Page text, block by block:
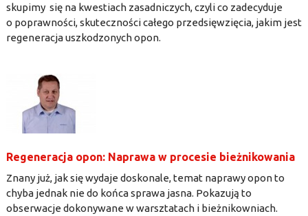
skupimy się na kwestiach zasadniczych, czyli co zadecyduje
o poprawności, skuteczności całego przedsięwzięcia, jakim jest
regeneracja uszkodzonych opon.
Regeneracja opon: Naprawa w procesie bieżnikowania
Znany już, jak się wydaje doskonale, temat naprawy opon to
chyba jednak nie do końca sprawa jasna. Pokazują to
obserwacje dokonywane w warsztatach i bieżnikowniach.